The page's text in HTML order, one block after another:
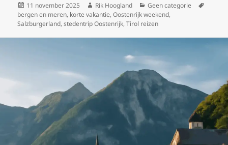
Geplaatst
op
11 november 2025 Auteur
Rik Hoogland Categorieën
Geen categorie
bergen en meren, korte vakantie,Oostenrijk weekend,
Salzburgerland,stedentrip Oostenrijk,Tirol reizen